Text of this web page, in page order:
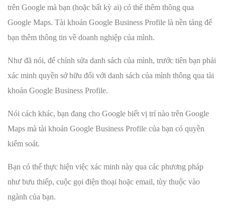
trên Google mà bạn (hoặc bất kỳ ai) có thể thêm thông qua
Google Maps. Tài khoản Google Business Profile là nền tảng để
bạn thêm thông tin về doanh nghiệp của mình.
Như đã nói, để chỉnh sửa danh sách của mình, trước tiên bạn phải
xác minh quyền sở hữu đối với danh sách của mình thông qua tài
khoản Google Business Profile.
Nói cách khác, bạn đang cho Google biết vị trí nào trên Google
Maps mà tài khoản Google Business Profile của bạn có quyền
kiểm soát.
Bạn có thể thực hiện việc xác minh này qua các phương pháp
như bưu thiếp, cuộc gọi điện thoại hoặc email, tùy thuộc vào
ngành của bạn.